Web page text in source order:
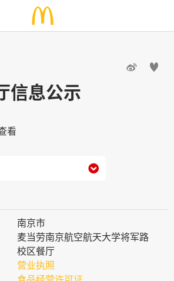
 
信息公示
看

南京市
麦当劳南京航空航天大学将军路
校区餐厅
营业执照